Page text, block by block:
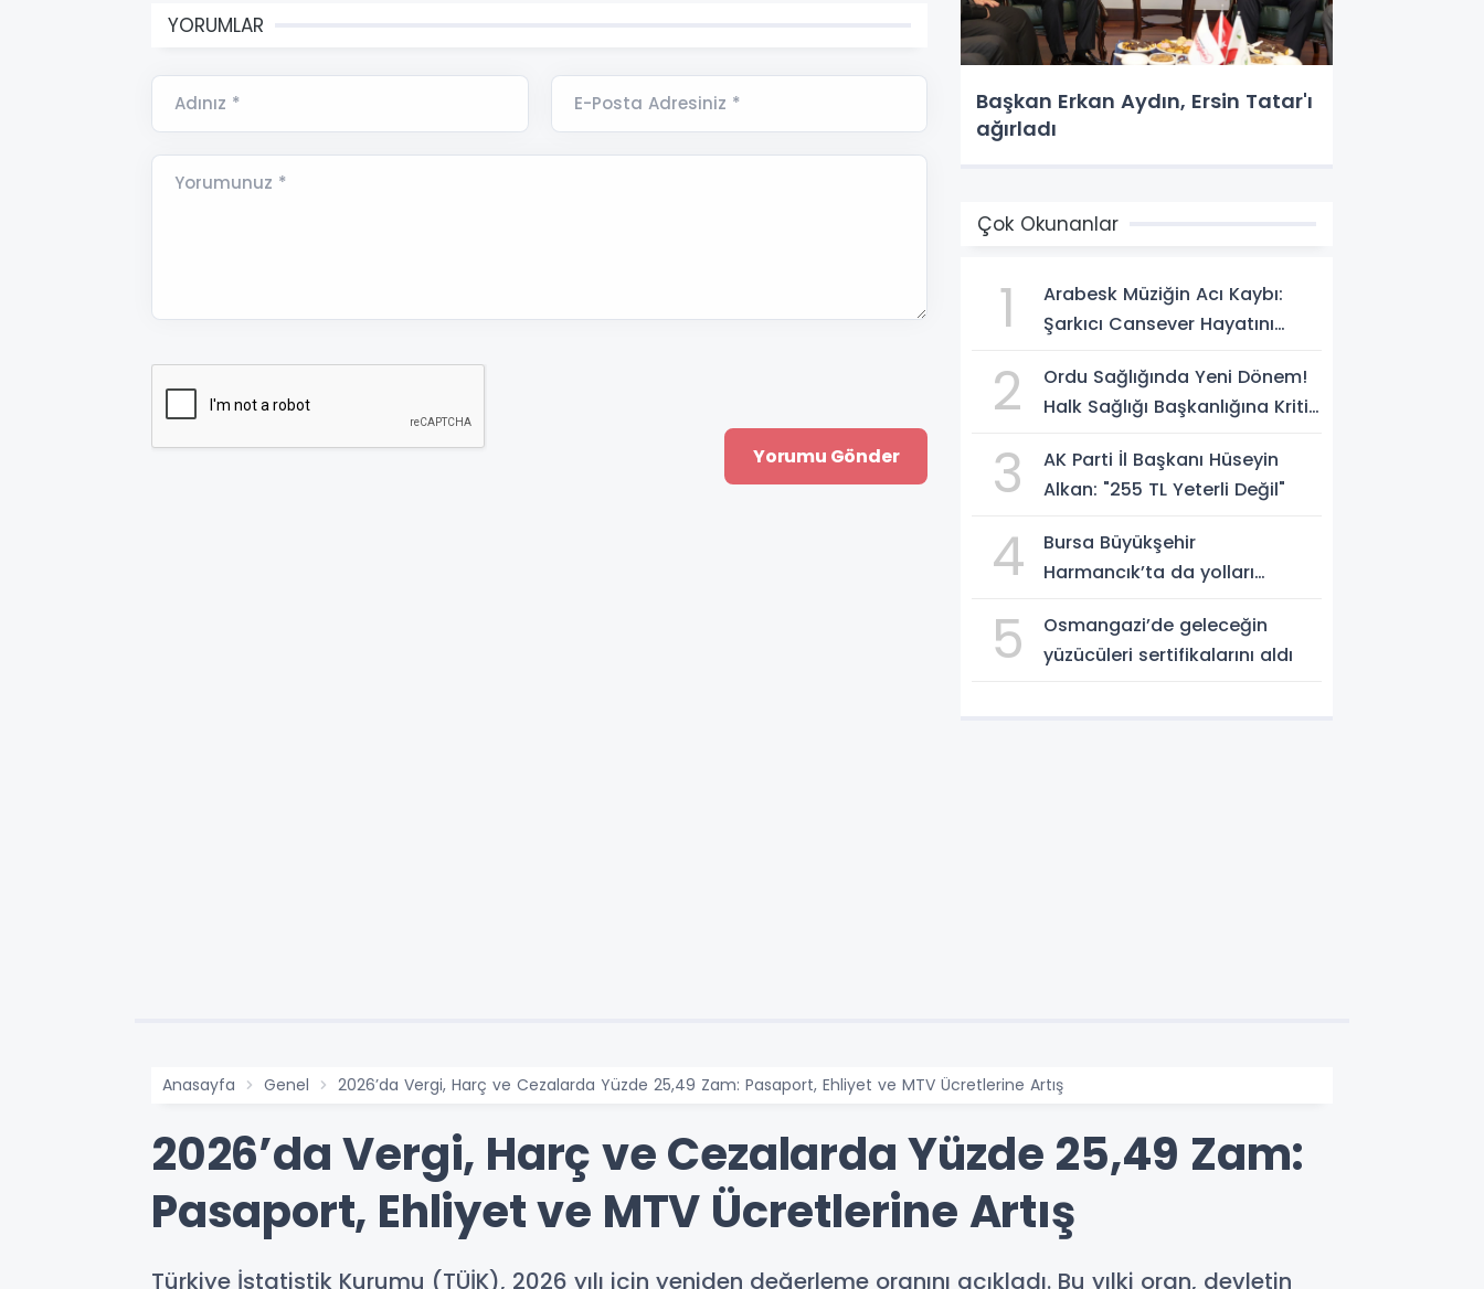
YORUMLAR
Adınız * E-Posta Adresiniz *
Yorumunuz *
Başkan Erkan Aydın, Ersin Tatar'ı
ağırladı
Çok Okunanlar
1
Arabesk Müziğin Acı Kaybı:
Şarkıcı Cansever Hayatını
2
Ordu Sağlığında Yeni Dönem!
Halk Sağlığı Başkanlığına Kritik
3
AK Parti İl Başkanı Hüseyin
Alkan: "255 TL Yeterli Değil"
4
Bursa Büyükşehir
Harmancık’ta da yolları
5
Osmangazi’de geleceğin
yüzücüleri sertifikalarını aldı
Anasayfa Genel 2026’da Vergi, Harç ve Cezalarda Yüzde 25,49 Zam: Pasaport, Ehliyet ve MTV Ücretlerine Artış
2026’da Vergi, Harç ve Cezalarda Yüzde 25,49 Zam:
Pasaport, Ehliyet ve MTV Ücretlerine Artış
Türkiye İstatistik Kurumu (TÜİK), 2026 yılı için yeniden değerleme oranını açıkladı. Bu yılki oran, devletin